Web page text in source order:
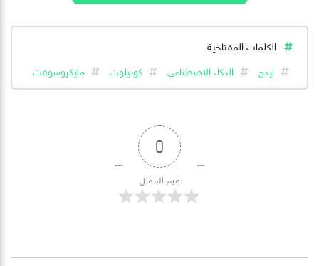
الكلمات المفتاحية
إيدج
الذكاء الاصطناعي كوبيلوت مايكروسوفت
0
قيم المقال